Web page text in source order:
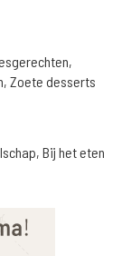
Zoete desserts
Bij het eten